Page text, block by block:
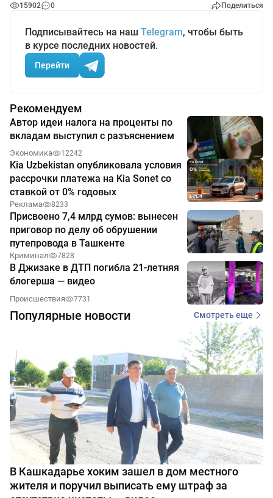
15902 0 Поделиться
Подписывайтесь на наш Telegram, чтобы быть
в курсе последних новостей.
Перейти
Рекомендуем
Автор идеи налога на проценты по
вкладам выступил с разъяснением
Экономика 12242
Kia Uzbekistan опубликовала условия
рассрочки платежа на Kia Sonet со
ставкой от 0% годовых
Реклама 8233
Присвоено 7,4 млрд сумов: вынесен
приговор по делу об обрушении
путепровода в Ташкенте
Криминал 7828
В Джизаке в ДТП погибла 21-летняя
блогерша — видео
Происшествия 7731
Популярные новости Смотреть еще
В Кашкадарье хоким зашел в дом местного
жителя и поручил выписать ему штраф за